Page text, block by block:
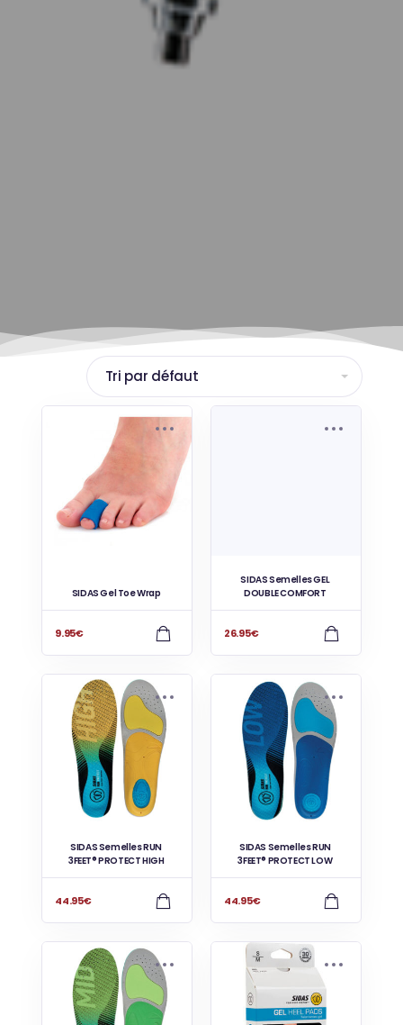
SIDAS Gel Toe Wrap
9.95€
SIDAS Semelles GEL
DOUBLE COMFORT
26.95€
SIDAS Semelles RUN
3FEET® PROTECT HIGH
44.95€
SIDAS Semelles RUN
3FEET® PROTECT LOW
44.95€